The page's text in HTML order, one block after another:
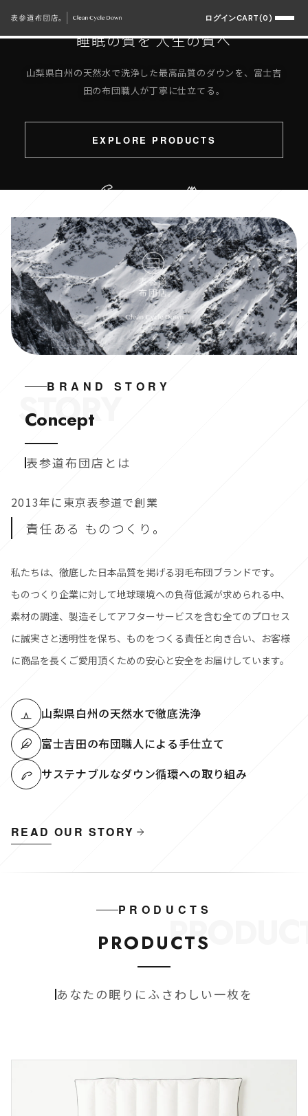
ログインCART(0)
睡眠の質を 人生の質へ
山梨県白州の天然水で洗浄した最高品質のダウンを、富士吉
田の布団職人が丁寧に仕立てる。
EXPLORE PRODUCTS
Quality Sleep
SCROLL
BRAND STORY
STORY
Concept
表参道布団店とは
2013年に東京表参道で創業
責任ある ものつくり。
私たちは、徹底した日本品質を掲げる羽毛布団ブランドです。
ものつくり企業に対して地球環境への負荷低減が求められる中、
素材の調達、製造そしてアフターサービスを含む全てのプロセス
に誠実さと透明性を保ち、ものをつくる責任と向き合い、お客様
に商品を長くご愛用頂くための安心と安全をお届けしています。
山梨県白州の天然水で徹底洗浄
富士吉田の布団職人による手仕立て
サステナブルなダウン循環への取り組み
READ OUR STORY
PRODUCTS
PRODUCTS
あなたの眠りにふさわしい一枚を